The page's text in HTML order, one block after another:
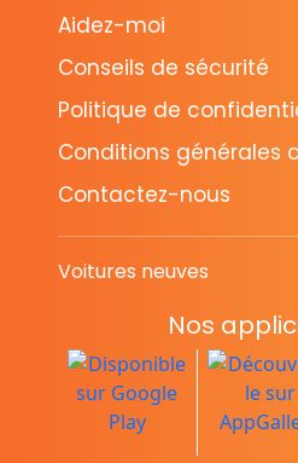
Aidez-moi
Conseils de sécurité
Politique de
Conditions générales
Contactez-nous
Voitures neuves
Nos